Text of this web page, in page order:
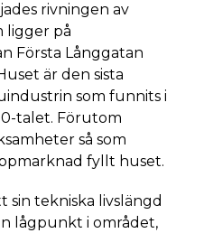
rivningen av
ligger på
Första Långgatan
är den sista
som funnits i
talet. Förutom
så som
fyllt huset.
sin tekniska livslängd
lågpunkt i området,